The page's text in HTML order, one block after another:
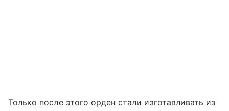
Только после этого орден стали изготавливать из